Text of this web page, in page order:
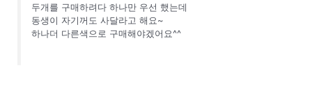
두개를 구매하려다 하나만 우선 했는데
동생이 자기꺼도 사달라고 해요~
하나더 다른색으로 구매해야겠어요^^